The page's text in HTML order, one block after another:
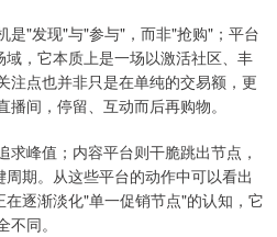
是"发现"与"参与"，而非"抢购"；平台
，它本质上是一场以激活社区、丰
注点也并非只是在单纯的交易额，更
间，停留、互动而后再购物。
峰值；内容平台则干脆跳出节点，
期。从这些平台的动作中可以看出
逐渐淡化"单一促销节点"的认知，它
同。